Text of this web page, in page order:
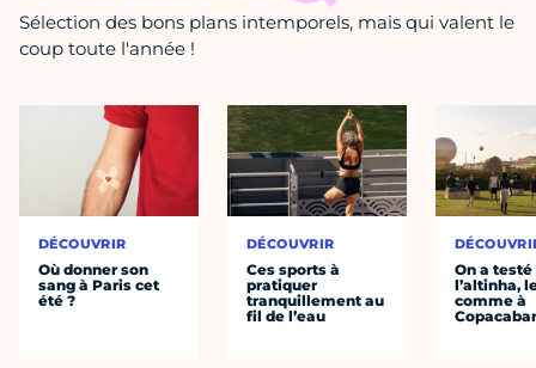
Sélection des bons plans intemporels, mais qui valent le
coup toute l'année !
DÉCOUVRIR
Où donner son
sang à Paris cet
été ?
DÉCOUVRIR
Ces sports à
pratiquer
tranquillement au
fil de l’eau
On a testé
l’altinha,
comme à